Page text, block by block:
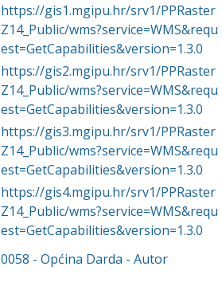
https://gis1.mgipu.hr/srv1/PPRaster
Z14_Public/wms?service=WMS&requ
est=GetCapabilities&version=1.3.0
https://gis2.mgipu.hr/srv1/PPRaster
Z14_Public/wms?service=WMS&requ
est=GetCapabilities&version=1.3.0
https://gis3.mgipu.hr/srv1/PPRaster
Z14_Public/wms?service=WMS&requ
est=GetCapabilities&version=1.3.0
https://gis4.mgipu.hr/srv1/PPRaster
Z14_Public/wms?service=WMS&requ
est=GetCapabilities&version=1.3.0
0058 -Općina Darda - Autor